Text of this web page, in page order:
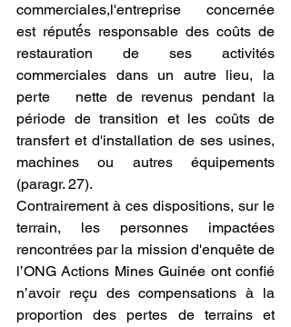
commerciales,l'entreprise concernée
est réputé́s responsable des coûts de
restauration de ses activités
commerciales dans un autre lieu, la
perte   nette de revenus pendant la
période de transition et les coûts de
transfert et d'installation de ses usines,
machines ou autres équipements
(paragr. 27).
Contrairement à ces dispositions, sur le
terrain, les personnes impactées
rencontrées par la mission d'enquête de
l’ONG Actions Mines Guinée ont confié
n’avoir reçu des compensations à la
proportion des pertes de terrains et